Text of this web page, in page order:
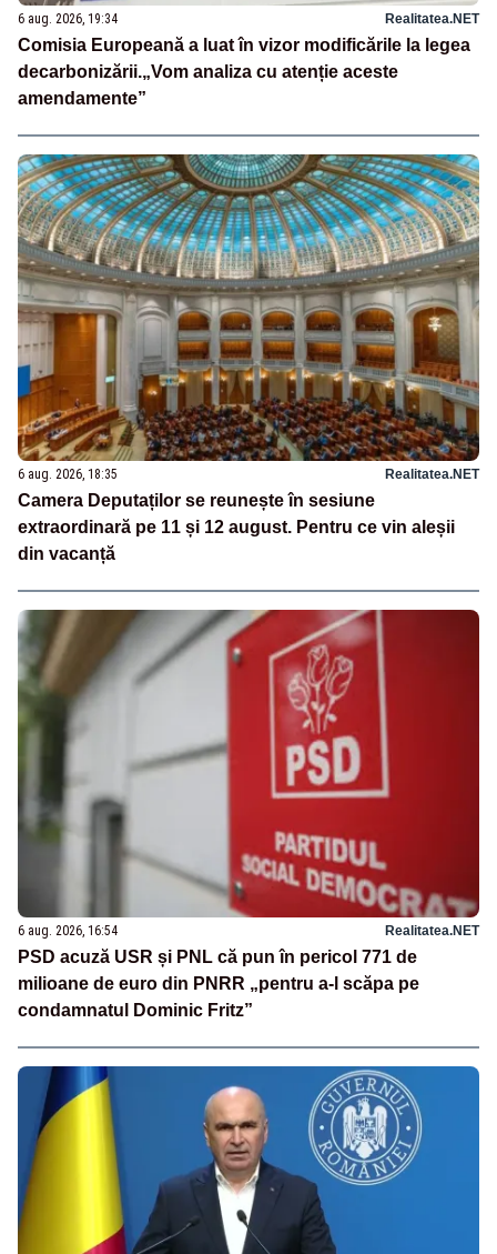
6 aug. 2026, 19:34 Realitatea.NET
Comisia Europeană a luat în vizor modificările la legea
decarbonizării.„Vom analiza cu atenție aceste
amendamente”
6 aug. 2026, 18:35 Realitatea.NET
Camera Deputaților se reunește în sesiune
extraordinară pe 11 și 12 august. Pentru ce vin aleșii
din vacanță
6 aug. 2026, 16:54 Realitatea.NET
PSD acuză USR și PNL că pun în pericol 771 de
milioane de euro din PNRR „pentru a-l scăpa pe
condamnatul Dominic Fritz”